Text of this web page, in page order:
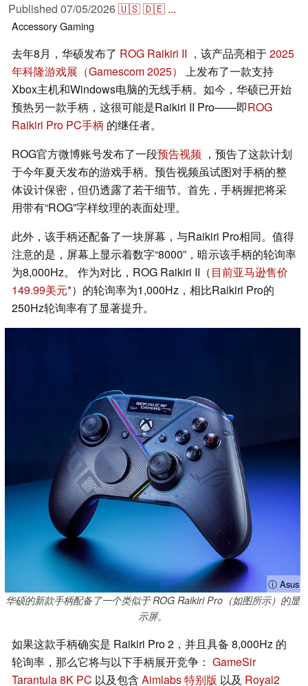
Published 07/05/2026🇺🇸🇩🇪 ...
AccessoryGaming
去年8月，华硕发布了 ROG Raikiri II ，该产品亮相于2025
年科隆游戏展（Gamescom 2025）
上发布了一款支持
Xbox主机和Windows电脑的无线手柄。如今，华硕已开始
预热另一款手柄，这很可能是Raikiri II Pro——即ROG
Raikiri Pro PC手柄 的继任者。
ROG官方微博账号发布了一段预告视频 ，预告了这款计划
于今年夏天发布的游戏手柄。预告视频虽试图对手柄的整
体设计保密，但仍透露了若干细节。首先，手柄握把将采
用带有“ROG”字样纹理的表面处理。
此外，该手柄还配备了一块屏幕，与Raikiri Pro相同。值得
注意的是，屏幕上显示着数字“8000”，暗示该手柄的轮询率
为8,000Hz。 作为对比，ROG Raikiri II（目前亚马逊售价
149.99美元 ）的轮询率为1,000Hz，相比Raikiri Pro的
250Hz轮询率有了显著提升。
ⓘ Asus
华硕的新款手柄配备了一个类似于 ROG Raikiri Pro（如图所示）的显
示屏。
如果这款手柄确实是 Raikiri Pro 2，并且具备 8,000Hz 的
轮询率，那么它将与以下手柄展开竞争： GameSir
Tarantula 8K PC 以及包含 Aimlabs 特别版 以及 Royal2